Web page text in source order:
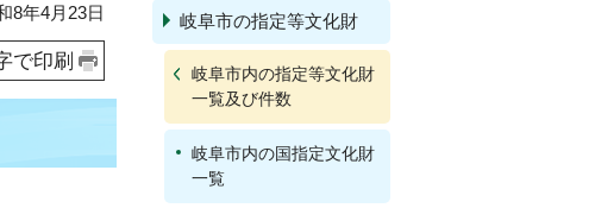
年4月23日
で印刷
岐阜市の指定等文化財
岐阜市内の指定等文化財
一覧及び件数
岐阜市内の国指定文化財
一覧